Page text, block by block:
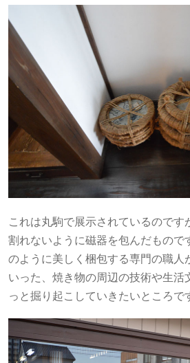
これは丸駒で展示されているのです
割れないように磁器を包んだもので
のように美しく梱包する専門の職人
いった、焼き物の周辺の技術や生活
っと掘り起こしていきたいところで